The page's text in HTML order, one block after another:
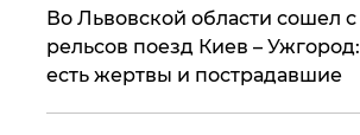
Во Львовской области сошел с
рельсов поезд Киев – Ужгород:
есть жертвы и пострадавшие